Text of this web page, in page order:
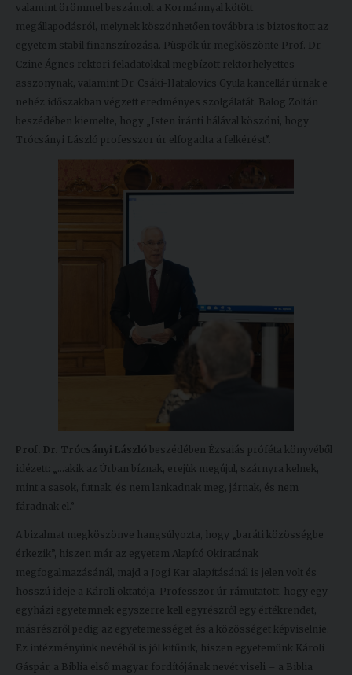
valamint örömmel beszámolt a Kormánnyal kötött
megállapodásról, melynek köszönhetően továbbra is biztosított az
egyetem stabil finanszírozása. Püspök úr megköszönte Prof. Dr.
Czine Ágnes rektori feladatokkal megbízott rektorhelyettes
asszonynak, valamint Dr. Csáki-Hatalovics Gyula kancellár úrnak e
nehéz időszakban végzett eredményes szolgálatát. Balog Zoltán
beszédében kiemelte, hogy „Isten iránti hálával köszöni, hogy
Trócsányi László professzor úr elfogadta a felkérést”.
Prof. Dr. Trócsányi László beszédében Ézsaiás próféta könyvéből
idézett: „…akik az Úrban bíznak, erejük megújul, szárnyra kelnek,
mint a sasok, futnak, és nem lankadnak meg, járnak, és nem
fáradnak el.”
A bizalmat megköszönve hangsúlyozta, hogy „baráti közösségbe
érkezik”, hiszen már az egyetem Alapító Okiratának
megfogalmazásánál, majd a Jogi Kar alapításánál is jelen volt és
hosszú ideje a Károli oktatója. Professzor úr rámutatott, hogy egy
egyházi egyetemnek egyszerre kell egyrészről egy értékrendet,
másrészről pedig az egyetemességet és a közösséget képviselnie.
Ez intézményünk nevéből is jól kitűnik, hiszen egyetemünk Károli
Gáspár, a Biblia első magyar fordítójának nevét viseli – a Biblia